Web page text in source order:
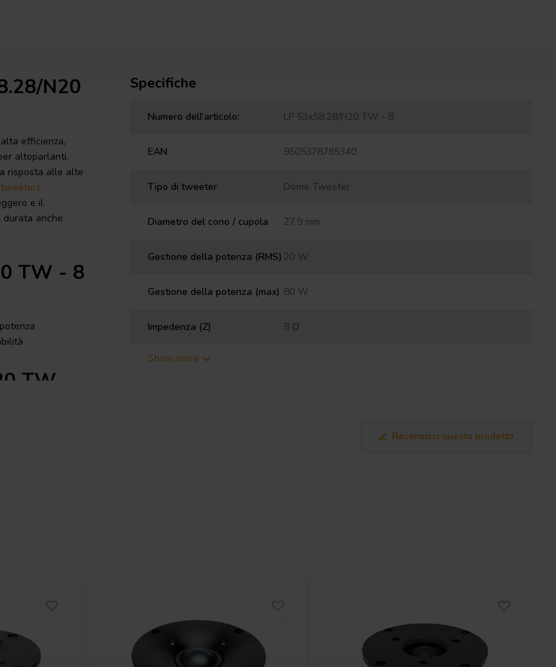
N20
efficienza,
altoparlanti.
risposta alle alte
tweeters
e il
anche
TW - 8
TW -
un peso
a 1W/1m,
nel traferro
anche durante
Specifiche
Numero dell'articolo: LP 53x58.28/N20 TW - 8
EAN 9505378785340
Tipo di tweeter Dome Tweeter
Diametro del cono / cupola 27.9 mm
Gestione della potenza (RMS) 20 W
Gestione della potenza (max) 80 W
Impedenza (Z) 8 Ω
Show more
Recensisci questo prodotto